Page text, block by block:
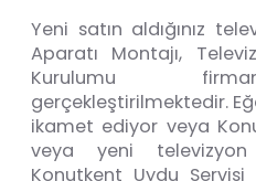
Yeni satın aldığınız
Aparatı Montajı,
Kurulumu
gerçekleştirilmektedir.
ikamet ediyor veya
veya yeni
Konutkent Uydu